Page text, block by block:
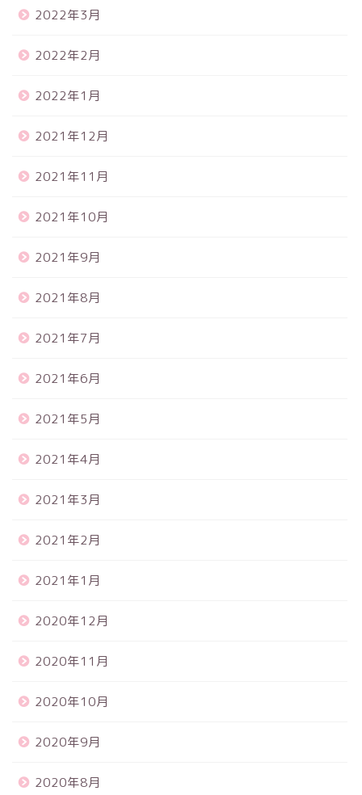
2022年3月
2022年2月
2022年1月
2021年12月
2021年11月
2021年10月
2021年9月
2021年8月
2021年7月
2021年6月
2021年5月
2021年4月
2021年3月
2021年2月
2021年1月
2020年12月
2020年11月
2020年10月
2020年9月
2020年8月